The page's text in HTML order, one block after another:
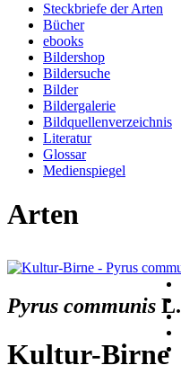
Steckbriefe der Arten
Bücher
ebooks
Bildershop
Bildersuche
Bilder
Bildergalerie
Bildquellenverzeichnis
Literatur
Glossar
Medienspiegel
Arten
Pyrus communis L.
Kultur-Birne